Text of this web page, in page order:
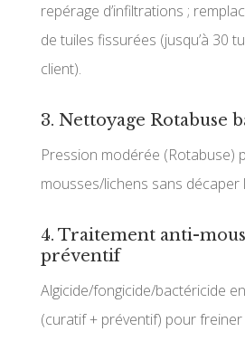
repérage d’infiltrations ;
de tuiles fissurées (jusqu’à 30
client).
3. Nettoyage Rotabuse
Pression modérée (Rotabuse)
mousses/lichens sans décaper
4. Traitement anti-
préventif
Algicide/fongicide/bactéricide
(curatif + préventif) pour